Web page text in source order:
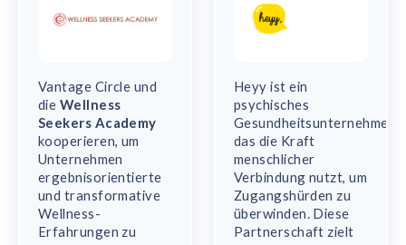
Vantage Circle und
die Wellness
Seekers Academy
kooperieren, um
Unternehmen
ergebnisorientierte
und transformative
Wellness-
Erfahrungen zu
Heyy ist ein
psychisches
Gesundheitsunternehmen,
das die Kraft
menschlicher
Verbindung nutzt, um
Zugangshürden zu
überwinden. Diese
Partnerschaft zielt